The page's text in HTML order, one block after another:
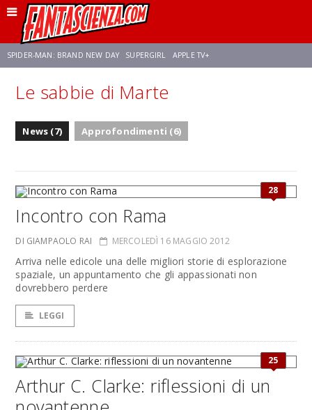
SPIDER-MAN: BRAND NEW DAY SUPERGIRL APPLE TV+
FRANCO RICCIARDIELLO ZENDAYA STAR TREK
Le sabbie di Marte
News (7) Approfondimenti (6)
28
Incontro con Rama
DI GIAMPAOLO RAI MERCOLEDÌ 16 MAGGIO 2012
Arriva nelle edicole una delle migliori storie di esplorazione
spaziale, un appuntamento che gli appassionati non
dovrebbero perdere
LEGGI
25
Arthur C. Clarke: riflessioni di un